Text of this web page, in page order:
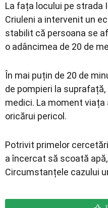
La fața locului pe strada
Criuleni a intervenit un
stabilit că persoana se
o adâncimea de 20 de
În mai puțin de 20 de
de pompieri la
medici. La moment
oricărui pericol.
Potrivit primelor
a încercat să scoată
Circumstanțele cazului